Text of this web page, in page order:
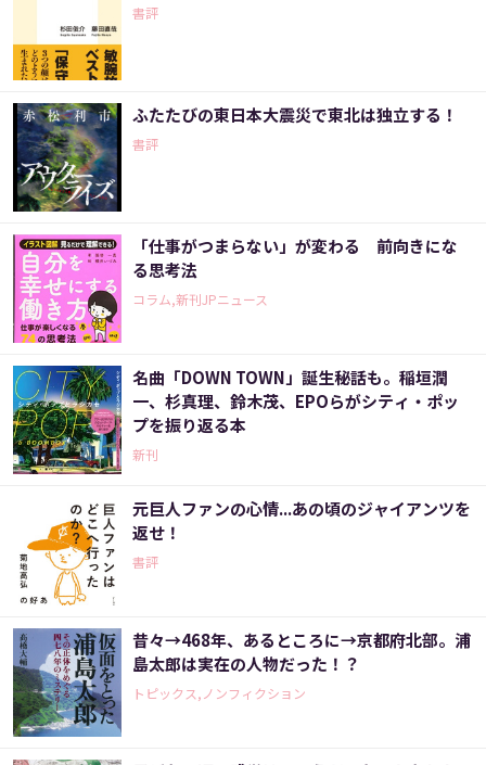
書評
ふたたびの東日本大震災で東北は独立する！
書評
「仕事がつまらない」が変わる 前向きにな
る思考法
コラム,新刊JPニュース
名曲「DOWN TOWN」誕生秘話も。稲垣潤
一、杉真理、鈴木茂、EPOらがシティ・ポッ
プを振り返る本
新刊
元巨人ファンの心情...あの頃のジャイアンツを
返せ！
書評
昔々→468年、あるところに→京都府北部。浦
島太郎は実在の人物だった！？
トピックス,ノンフィクション